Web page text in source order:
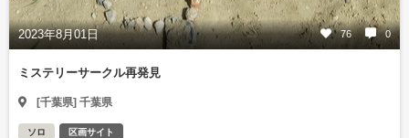
2023年8月01日 76 0
ミステリーサークル再発見
[千葉県] 千葉県
ソロ 区画サイト